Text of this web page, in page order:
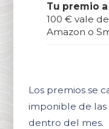
Tu premio
100 € vale
Amazon o
Los premios se
imponible de las
dentro del mes.